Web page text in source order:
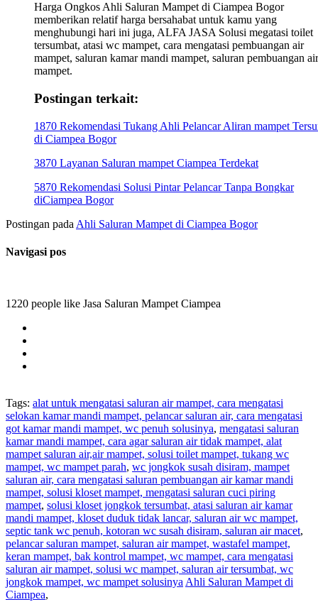
Harga Ongkos Ahli Saluran Mampet di Ciampea Bogor
memberikan relatif harga bersahabat untuk kamu yang
menghubungi hari ini juga, ALFA JASA Solusi megatasi toilet
tersumbat, atasi wc mampet, cara mengatasi pembuangan air
mampet, saluran kamar mandi mampet, saluran pembuangan air
mampet.
Postingan terkait:
1870 Rekomendasi Tukang Ahli Pelancar Aliran mampet
di Ciampea Bogor
3870 Layanan Saluran mampet Ciampea Terdekat
5870 Rekomendasi Solusi Pintar Pelancar Tanpa Bongkar
diCiampea Bogor
Postingan pada Ahli Saluran Mampet di Ciampea Bogor
Navigasi pos
1220 people like Jasa Saluran Mampet Ciampea
Tags: alat untuk mengatasi saluran air mampet, cara mengatasi
selokan kamar mandi mampet, pelancar saluran air, cara mengatasi
got kamar mandi mampet, wc penuh solusinya, mengatasi saluran
kamar mandi mampet, cara agar saluran air tidak mampet, alat
mampet saluran air,air mampet, solusi toilet mampet, tukang wc
mampet, wc mampet parah, wc jongkok susah disiram, mampet
saluran air, cara mengatasi saluran pembuangan air kamar mandi
mampet, solusi kloset mampet, mengatasi saluran cuci piring
mampet, solusi kloset jongkok tersumbat, atasi saluran air kamar
mandi mampet, kloset duduk tidak lancar, saluran air wc mampet,
septic tank wc penuh, kotoran wc susah disiram, saluran air macet,
pelancar saluran mampet, saluran air mampet, wastafel mampet,
keran mampet, bak kontrol mampet, wc mampet, cara mengatasi
saluran air mampet, solusi wc mampet, saluran air tersumbat, wc
jongkok mampet, wc mampet solusinya Ahli Saluran Mampet di
Ciampea,